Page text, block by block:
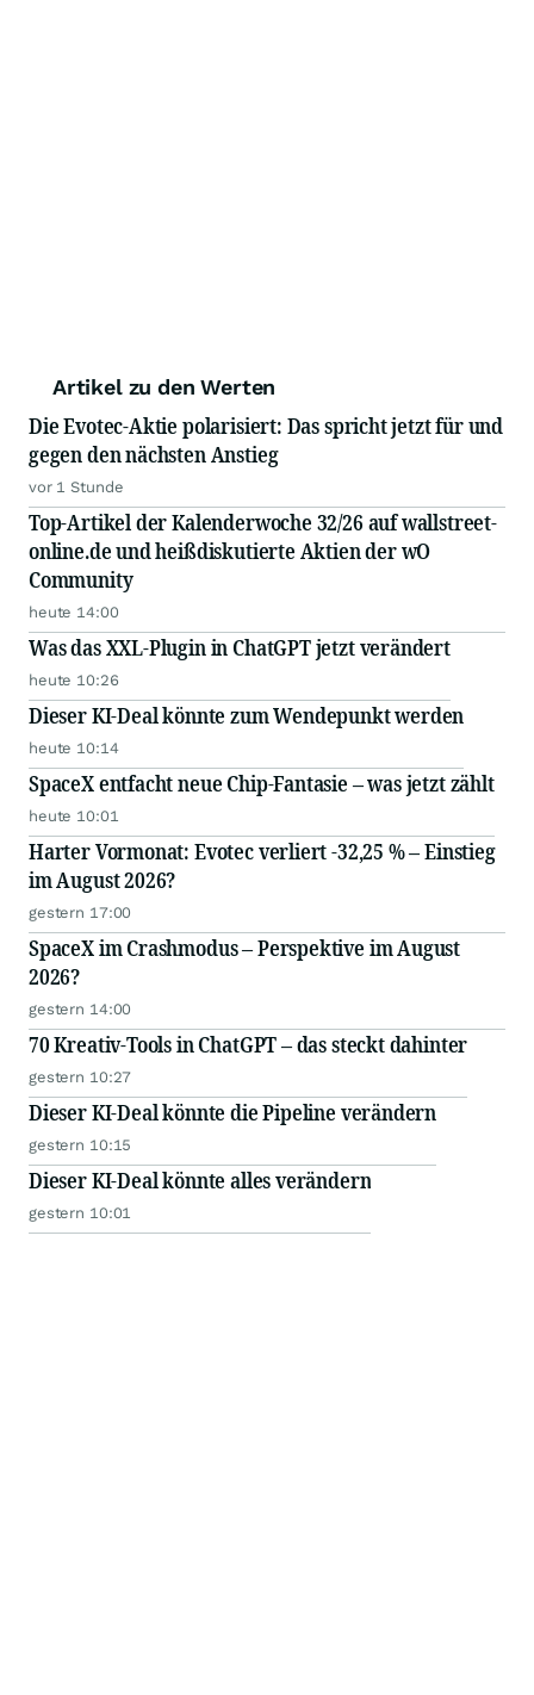
Artikel zu den Werten
Die Evotec-Aktie polarisiert: Das spricht jetzt für und
gegen den nächsten Anstieg
vor 1 Stunde
Top-Artikel der Kalenderwoche 32/26 auf wallstreet-
online.de und heißdiskutierte Aktien der wO
Community
heute 14:00
Was das XXL-Plugin in ChatGPT jetzt verändert
heute 10:26
Dieser KI-Deal könnte zum Wendepunkt werden
heute 10:14
SpaceX entfacht neue Chip-Fantasie – was jetzt zählt
heute 10:01
Harter Vormonat: Evotec verliert -32,25 % – Einstieg
im August 2026?
gestern 17:00
SpaceX im Crashmodus – Perspektive im August
2026?
gestern 14:00
70 Kreativ-Tools in ChatGPT – das steckt dahinter
gestern 10:27
Dieser KI-Deal könnte die Pipeline verändern
gestern 10:15
Dieser KI-Deal könnte alles verändern
gestern 10:01